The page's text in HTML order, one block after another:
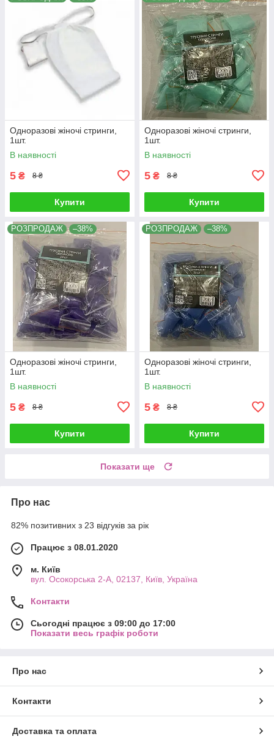
Одноразові жіночі стринги,
1шт.
В наявності
5 ₴ 8 ₴
Купити
Одноразові жіночі стринги,
1шт.
В наявності
5 ₴ 8 ₴
Купити
РОЗПРОДАЖ –38%
Одноразові жіночі стринги,
1шт.
В наявності
5 ₴ 8 ₴
Купити
РОЗПРОДАЖ –38%
Одноразові жіночі стринги,
1шт.
В наявності
5 ₴ 8 ₴
Купити
Показати ще
Про нас
82% позитивних з 23 відгуків за рік
Працює з 08.01.2020
м. Київ
вул. Осокорська 2-А, 02137, Київ, Україна
Контакти
Сьогодні працює з 09:00 до 17:00
Показати весь графік роботи
Про нас
Контакти
Доставка та оплата